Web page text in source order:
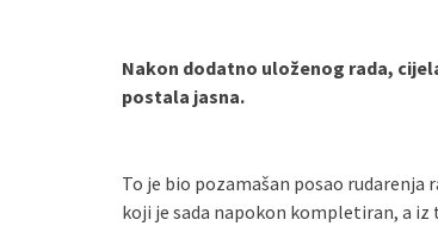
Nakon dodatno uloženog rada,
postala jasna.
To je bio pozamašan posao rudarenja
koji je sada napokon kompletiran, a